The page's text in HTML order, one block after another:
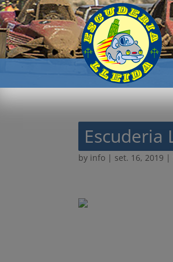
by info | set. 16, 2019 |